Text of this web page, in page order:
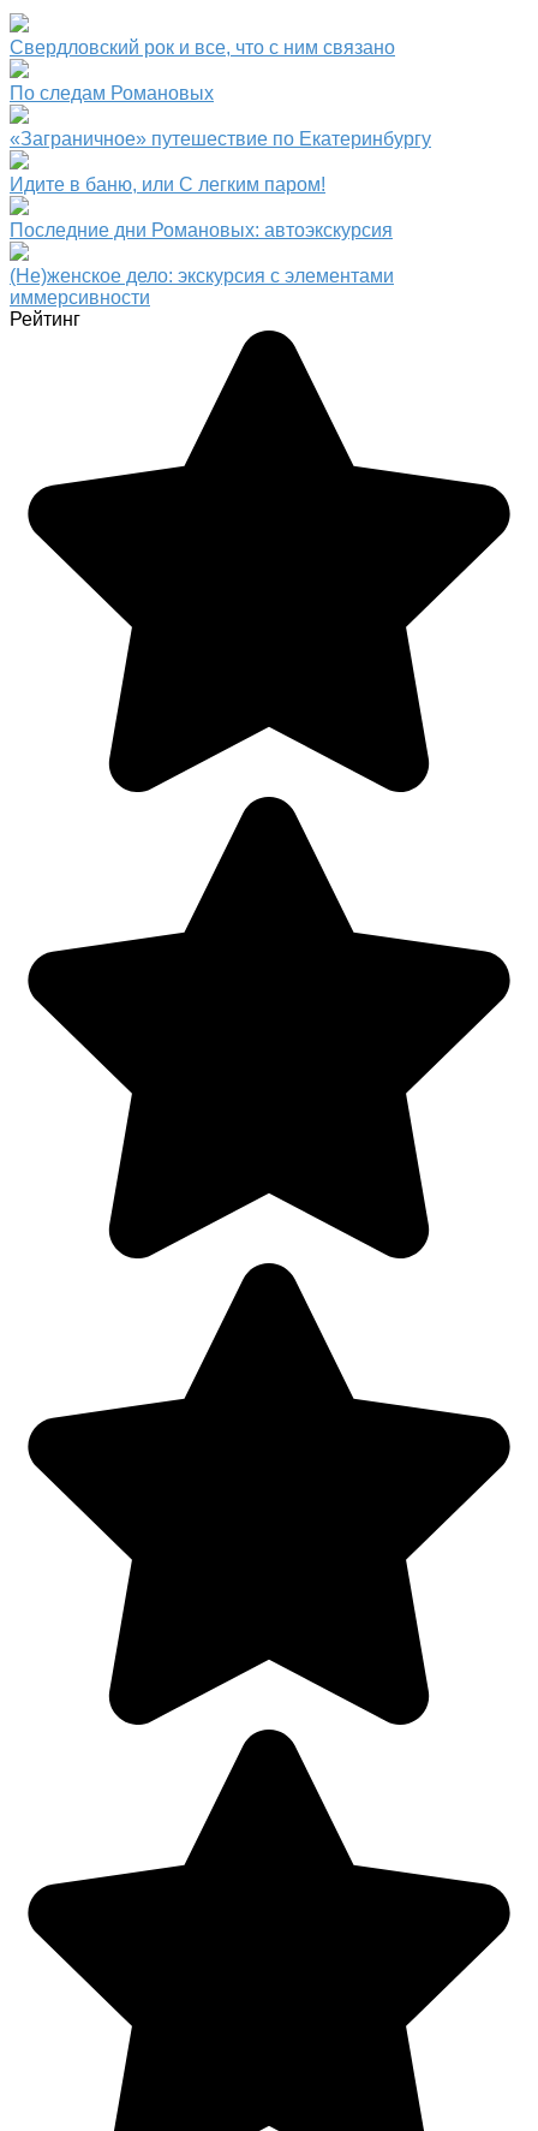
Свердловский рок и все, что с ним связано
По следам Романовых
«Заграничное» путешествие по Екатеринбургу
Идите в баню, или С легким паром!
Последние дни Романовых: автоэкскурсия
(Не)женское дело: экскурсия с элементами
иммерсивности
Рейтинг